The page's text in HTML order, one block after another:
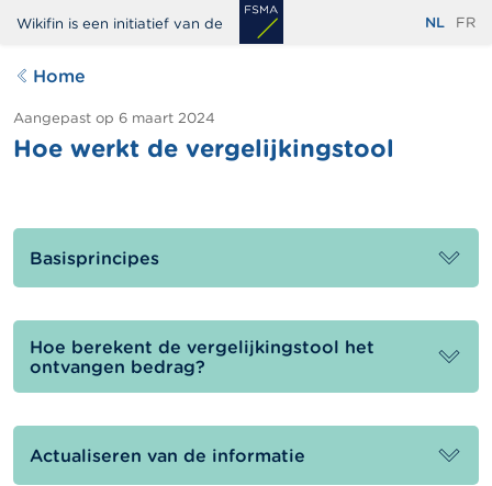
Overslaan
naar
inhoud
gaan
Wikifin is een initiatief van de NL FR
Home
Aangepast op 6 maart 2024
Hoe werkt de vergelijkingstool
Basisprincipes
Hoe berekent de vergelijkingstool het
ontvangen bedrag?
Actualiseren van de informatie